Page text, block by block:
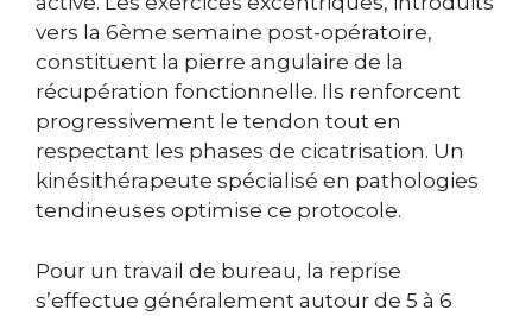
vers la 6ème semaine post-opératoire,
constituent la pierre angulaire de la
récupération fonctionnelle. Ils renforcent
progressivement le tendon tout en
respectant les phases de cicatrisation. Un
kinésithérapeute spécialisé en pathologies
tendineuses optimise ce protocole.
Pour un travail de bureau, la reprise
s’effectue généralement autour de 5 à 6